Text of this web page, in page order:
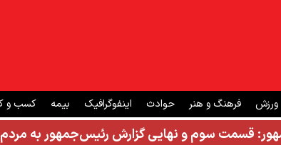
ورزش فرهنگ و هنر حوادث اینفوگرافیک بیمه کسب و
قسمت سوم و نهایی گزارش رئیس‌جمهور به